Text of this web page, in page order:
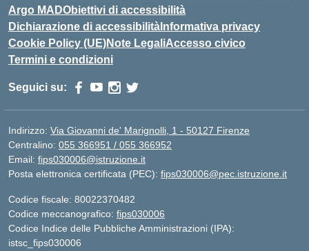
Argo MADObiettivi di accessibilità
Dichiarazione di accessibilità Informativa privacy
Cookie Policy (UE)Note LegaliAccesso civico
Termini e condizioni
Seguici su:
Indirizzo: Via Giovanni de' Marignolli, 1 - 50127 Firenze
Centralino: 055 366951 / 055 366952
Email: fips030006@istruzione.it
Posta elettronica certificata (PEC): fips030006@pec.istruzione.it
Codice fiscale: 80022370482
Codice meccanografico: fips030006
Codice Indice delle Pubbliche Amministrazioni (IPA):
istsc_fips030006